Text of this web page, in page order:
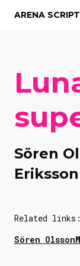
ARENA
Sören
Eriksson
Related links:
Sören Olsson